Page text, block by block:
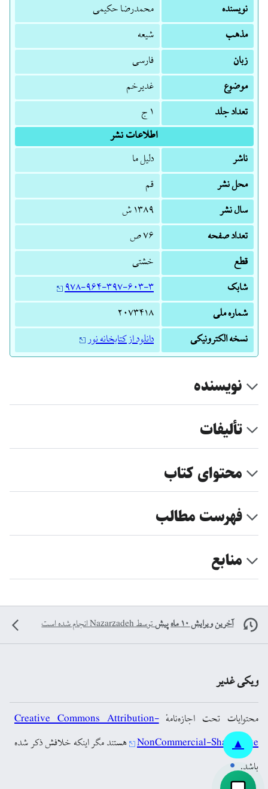
نویسنده
محمدرضا حکیمی
مذهب
شیعه
زبان
فارسی
موضوع
غدیرخم
تعداد جلد
۱ ج
اطلاعات نشر
ناشر
دلیل ما
محل نشر
قم
سال نشر
۱۳۸۹ ش
تعداد صفحه
۷۶ ص
قطع
خشتی
شابک
۹۷۸-۹۶۴-۳۹۷-۶۰۳-۳
شماره ملی
۲‎۰‎۷‎۳‎۴‎۱‎۸
نسخه الکترونیکی
دانلود از کتابخانه نور
نویسنده
تألیفات
محتوای کتاب
فهرست مطالب
منابع
▲
آخرین ویرایش ۱۰ ماه پیش توسطNazarzadehانجام شده است
ویکی غدیر
محتوایات تحت اجازه‌نامهٔCreative Commons Attribution-
NonCommercial-ShareAlike هستند مگر اینکه خلافش ذکر شده
باشد.